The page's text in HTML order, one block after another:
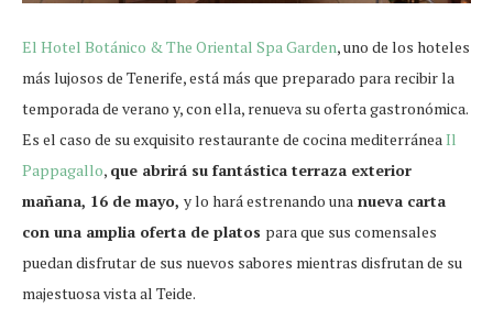
El Hotel Botánico & The Oriental Spa Garden, uno de los hoteles
más lujosos de Tenerife, está más que preparado para recibir la
temporada de verano y, con ella, renueva su oferta gastronómica.
Es el caso de su exquisito restaurante de cocina mediterráneaIl
Pappagallo, que abrirá su fantástica terraza exterior
mañana, 16 de mayo, y lo hará estrenando una nueva carta
con una amplia oferta de platos para que sus comensales
puedan disfrutar de sus nuevos sabores mientras disfrutan de su
majestuosa vista al Teide.